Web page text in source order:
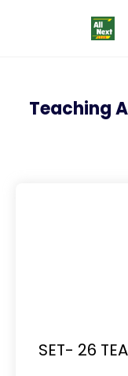
Teaching
SET- 26